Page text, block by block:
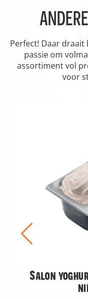
Perfect! Daar draait
passie om
assortiment vol
voor
Salon